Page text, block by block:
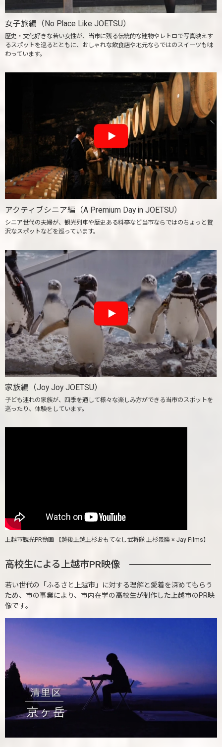
女子旅編（No Place Like JOETSU）
歴史・文化好きな若い女性が、当市に残る伝統的な建物やレトロで写真映えす
るスポットを巡るとともに、おしゃれな飲食店や地元ならではのスイーツも味
わっています。
アクティブシニア編（A Premium Day in JOETSU）
シニア世代の夫婦が、観光列車や歴史ある料亭など当市ならではのちょっと贅
沢なスポットなどを巡っています。
家族編（Joy Joy JOETSU）
子ども連れの家族が、四季を通して様々な楽しみ方ができる当市のスポットを
巡ったり、体験をしています。
上越市観光PR動画 【越後上越上杉おもてなし武将隊 上杉景勝 × Jay Films】
高校生による上越市PR映像
若い世代の「ふるさと上越市」に対する理解と愛着を深めてもらう
ため、市の事業により、市内在学の高校生が制作した上越市のPR映
像です。